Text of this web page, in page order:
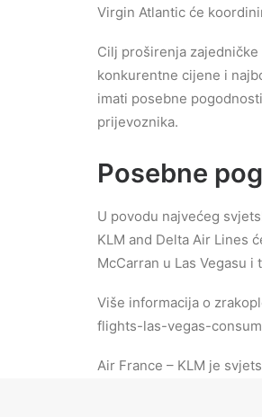
Virgin Atlantic će
Cilj proširenja
konkurentne cijene i
imati posebne
prijevoznika.
Posebne
U povodu najvećeg
KLM and Delta Air Lines
McCarran u Las Vegasu i
Više informacija o
flights-las-vegas-
Air France – KLM je